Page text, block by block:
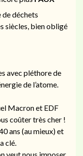
de déchets
siècles, bien obligé
avec pléthore de
de l’atome.
Macron et EDF
coûter très cher !
ans (au mieux) et
clé.